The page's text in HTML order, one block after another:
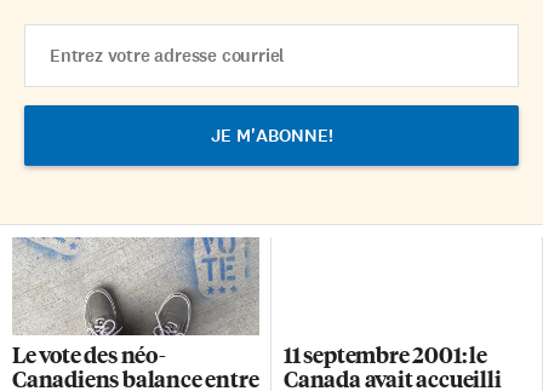
Address
Le vote des néo-
Canadiens balance entre
11 septembre 2001: le
Canada avait accueilli